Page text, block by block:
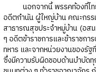
นอกจากนี้ พรรคท้องที่ไทย
อดีตกำนัน ผู้ใหญ่บ้าน คณะกรร
สาธารณสุขประจำหมู่บ้าน (อส
ๆ อดีตข้าราชการและข้าราชก
ทหาร และจากหน่วยงานของรัฐ
ซึ่งมีความรับผิดชอบด้านบำบัด